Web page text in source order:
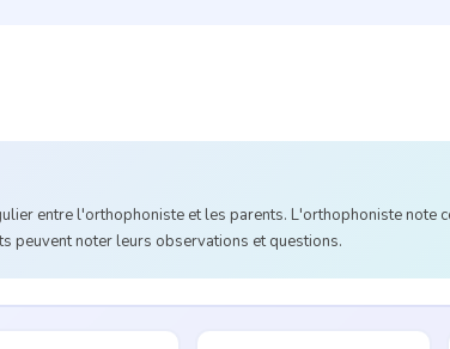
entre l'orthophoniste et les parents. L'orthophoniste note
peuvent noter leurs observations et questions.